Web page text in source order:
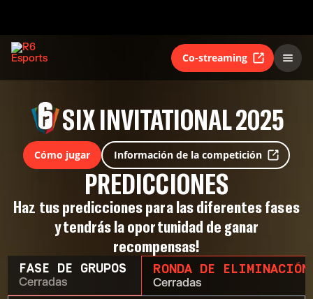
Co-streaming
SIX INVITATIONAL 2025
Cómo jugar Información de la competición
PREDICCIONES
Haz tus predicciones para las diferentes fases
y tendrás la oportunidad de ganar
recompensas!
FASE DE GRUPOS
Cerradas
RONDA DE ELIMINACIÓN
Cerradas